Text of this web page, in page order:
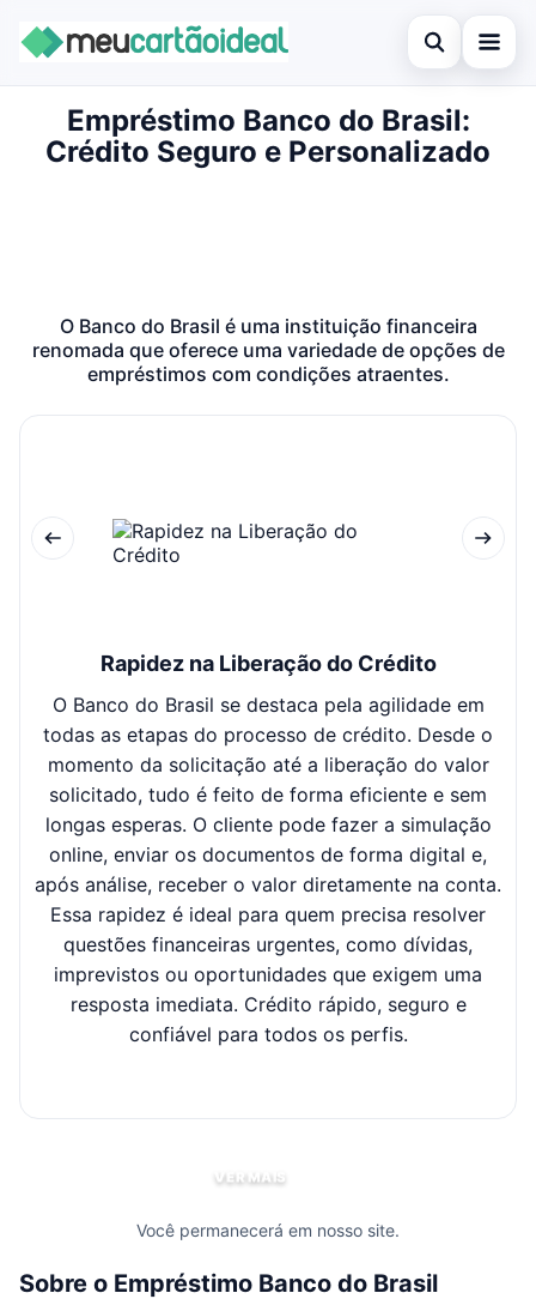
Abrir busca
Inicial
Legal
Buscar no site
Empréstimo Banco do Brasil:
Crédito Seguro e Personalizado
O Banco do Brasil é uma instituição financeira
renomada que oferece uma variedade de opções de
empréstimos com condições atraentes.
Rapidez na Liberação do Crédito
O Banco do Brasil se destaca pela agilidade em
todas as etapas do processo de crédito. Desde o
momento da solicitação até a liberação do valor
solicitado, tudo é feito de forma eficiente e sem
longas esperas. O cliente pode fazer a simulação
online, enviar os documentos de forma digital e,
após análise, receber o valor diretamente na conta.
Essa rapidez é ideal para quem precisa resolver
questões financeiras urgentes, como dívidas,
imprevistos ou oportunidades que exigem uma
resposta imediata. Crédito rápido, seguro e
confiável para todos os perfis.
VER MAIS
Você permanecerá em nosso site.
Sobre o Empréstimo Banco do Brasil